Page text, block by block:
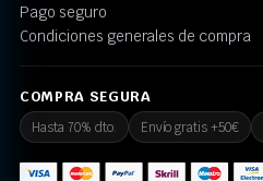
Pago seguro
Condiciones generales de compra
COMPRA SEGURA
Hasta 70% dto. Envío gratis +50€